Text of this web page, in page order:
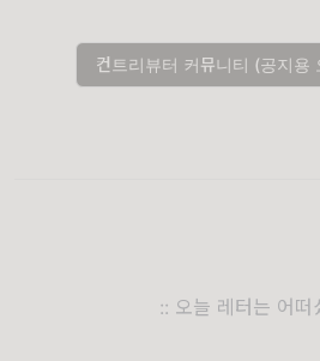
컨트리뷰터 커뮤니티 (공지용
:: 오늘 레터는 어떠